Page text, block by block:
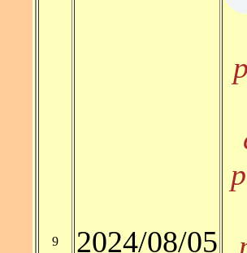
9 2024/08/05